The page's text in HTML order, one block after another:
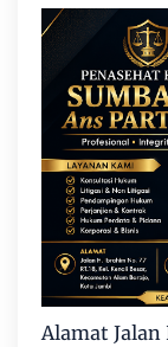
Alamat Jalan